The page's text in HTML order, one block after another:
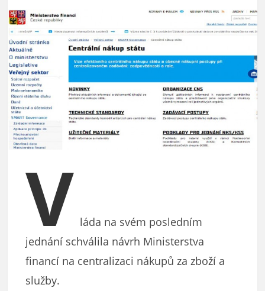
V láda na svém posledním
jednání schválila návrh Ministerstva
financí na centralizaci nákupů za zboží a
služby.